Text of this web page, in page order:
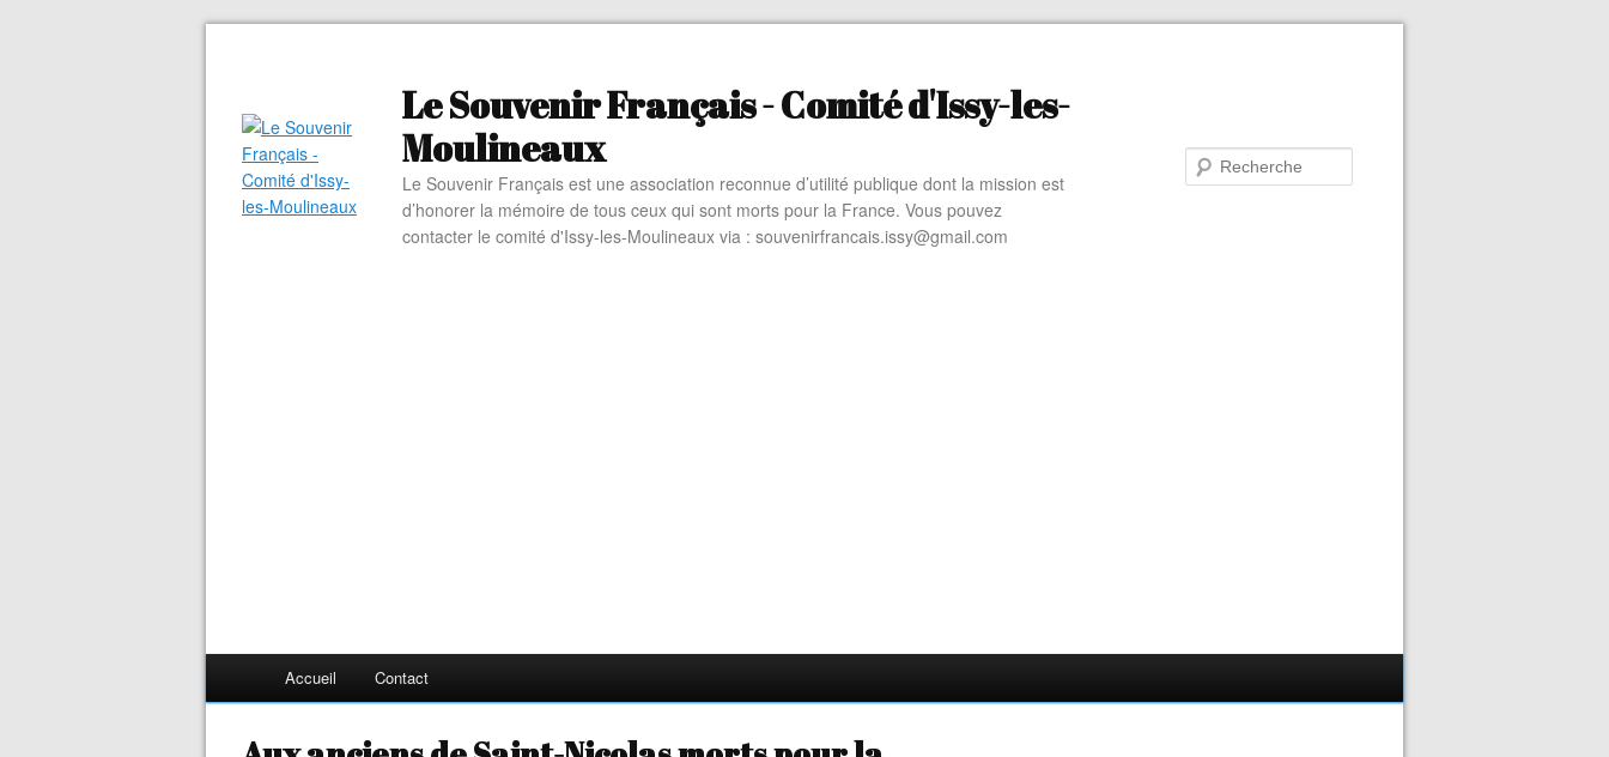
Le Souvenir Français - Comité d'Issy-les-
Moulineaux
Le Souvenir Français est une association reconnue d’utilité publique dont la mission est
d’honorer la mémoire de tous ceux qui sont morts pour la France. Vous pouvez
contacter le comité d'Issy-les-Moulineaux via : souvenirfrancais.issy@gmail.com
Accueil Contact